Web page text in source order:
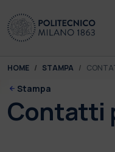
You are here:
HOME STAMPA
Stampa
Contatti